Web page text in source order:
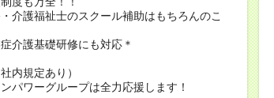
介護福祉士のスクール補助はもちろんのこ
介護基礎研修にも対応＊
内規定あり）
パワーグループは全力応援します！